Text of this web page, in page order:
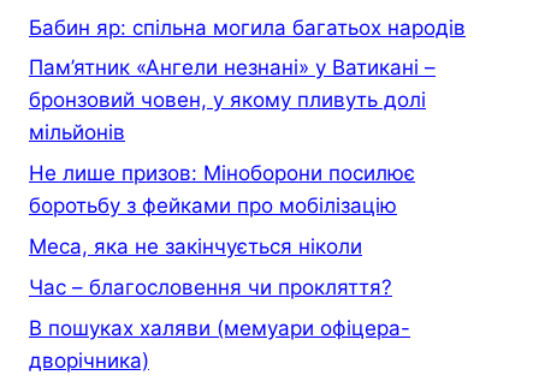
Бабин яр: спільна могила багатьох народів
Пам’ятник «Ангели незнані» у Ватикані –
бронзовий човен, у якому пливуть долі
мільйонів
Не лише призов: Міноборони посилює
боротьбу з фейками про мобілізацію
Меса, яка не закінчується ніколи
Час – благословення чи прокляття?
В пошуках халяви (мемуари офiцера-
дворiчника)